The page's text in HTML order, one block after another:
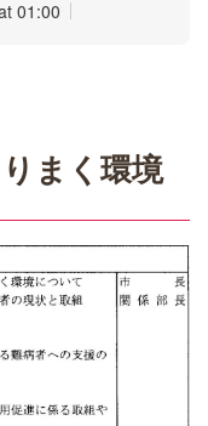
01:00
まく環境